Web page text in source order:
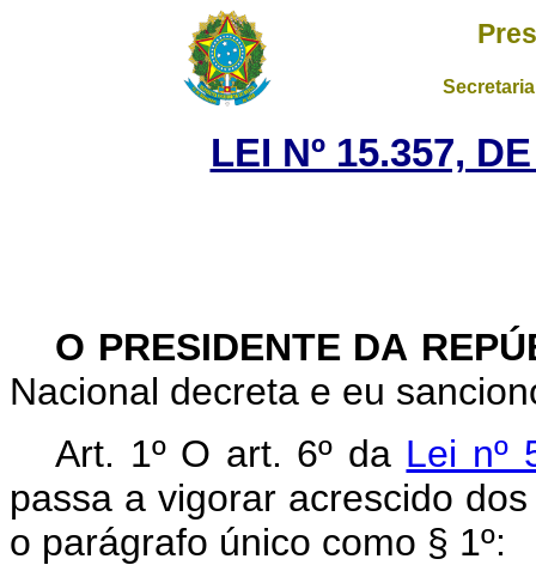
LEI Nº 15.357,
O PRESIDENTE DA
Nacional decreta e eu
Art. 1º O art. 6º da Lei nº
passa a vigorar acrescido
o parágrafo único como § 1º: